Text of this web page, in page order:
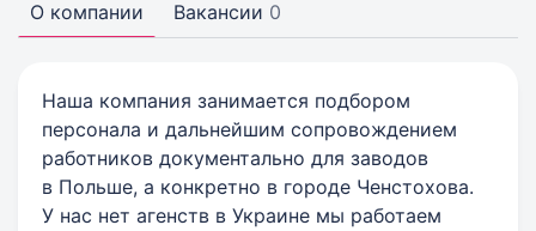
О компании Вакансии 0
Наша компания занимается подбором
персонала и дальнейшим сопровождением
работников документально для заводов
в Польше, а конкретно в городе Ченстохова.
У нас нет агенств в Украине мы работаем